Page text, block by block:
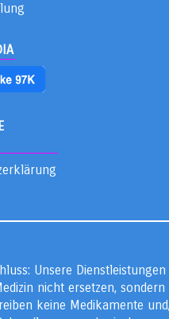
Unsere
nicht ersetzen, sondern
keine Medikamente